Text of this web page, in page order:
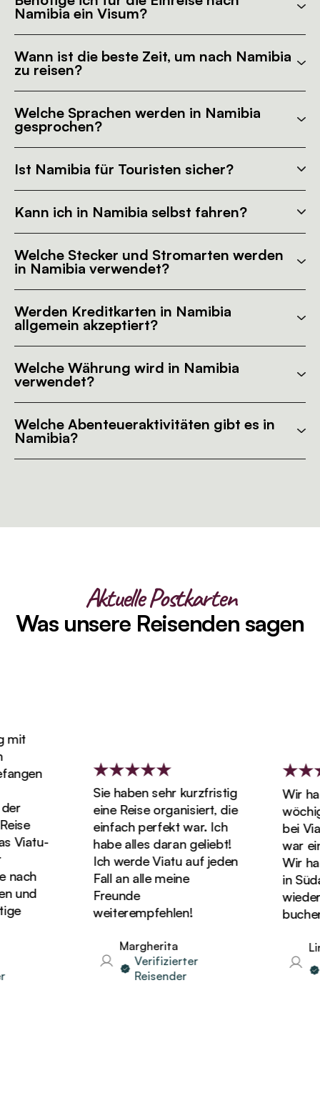
Namibia ein Visum?
Wann ist die beste Zeit, um nach Namibia
zu reisen?
Welche Sprachen werden in Namibia
gesprochen?
Ist Namibia für Touristen sicher?
Kann ich in Namibia selbst fahren?
Welche Stecker und Stromarten werden
in Namibia verwendet?
Werden Kreditkarten in Namibia
allgemein akzeptiert?
Welche Währung wird in Namibia
verwendet?
Welche Abenteueraktivitäten gibt es in
Namibia?
Aktuelle Postkarten
Was unsere Reisenden sagen
und
Sie haben sehr kurzfristig
eine Reise organisiert, die
einfach perfekt war. Ich
habe alles daran geliebt!
Ich werde Viatu auf jeden
Fall an alle meine
Freunde
weiterempfehlen!
Margherita
Verifizierter
Reisender
Wir
bei
war
Wir
in
wieder
buchen!